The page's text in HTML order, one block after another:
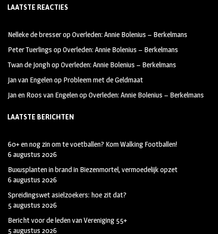
b
oo
k
ag
m
tt
LAATSTE REACTIES
Nelleke de bresseropOverleden: Annie Bolenius – Berkelmans
Peter Tuerlings opOverleden: Annie Bolenius – Berkelmans
Twan de JonghopOverleden: Annie Bolenius – Berkelmans
Jan van Engelenop Probleem met de Geldmaat
Jan en Roos van EngelenopOverleden: Annie Bolenius – Berkelmans
LAATSTE BERICHTEN
60+ en nog zin om te voetballen? Kom Walking Footballen!
6 augustus 2026
Buxusplanten in brand in Biezenmortel, vermoedelijk opzet
6 augustus 2026
Spreidingswet asielzoekers: hoe zit dat?
5 augustus 2026
Bericht voor de leden van Vereniging 55+
5 augustus 2026